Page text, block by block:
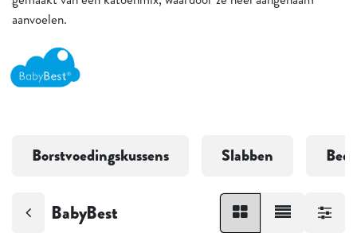
aanvoelen.
Borstvoedingskussens Slabben
BabyBest